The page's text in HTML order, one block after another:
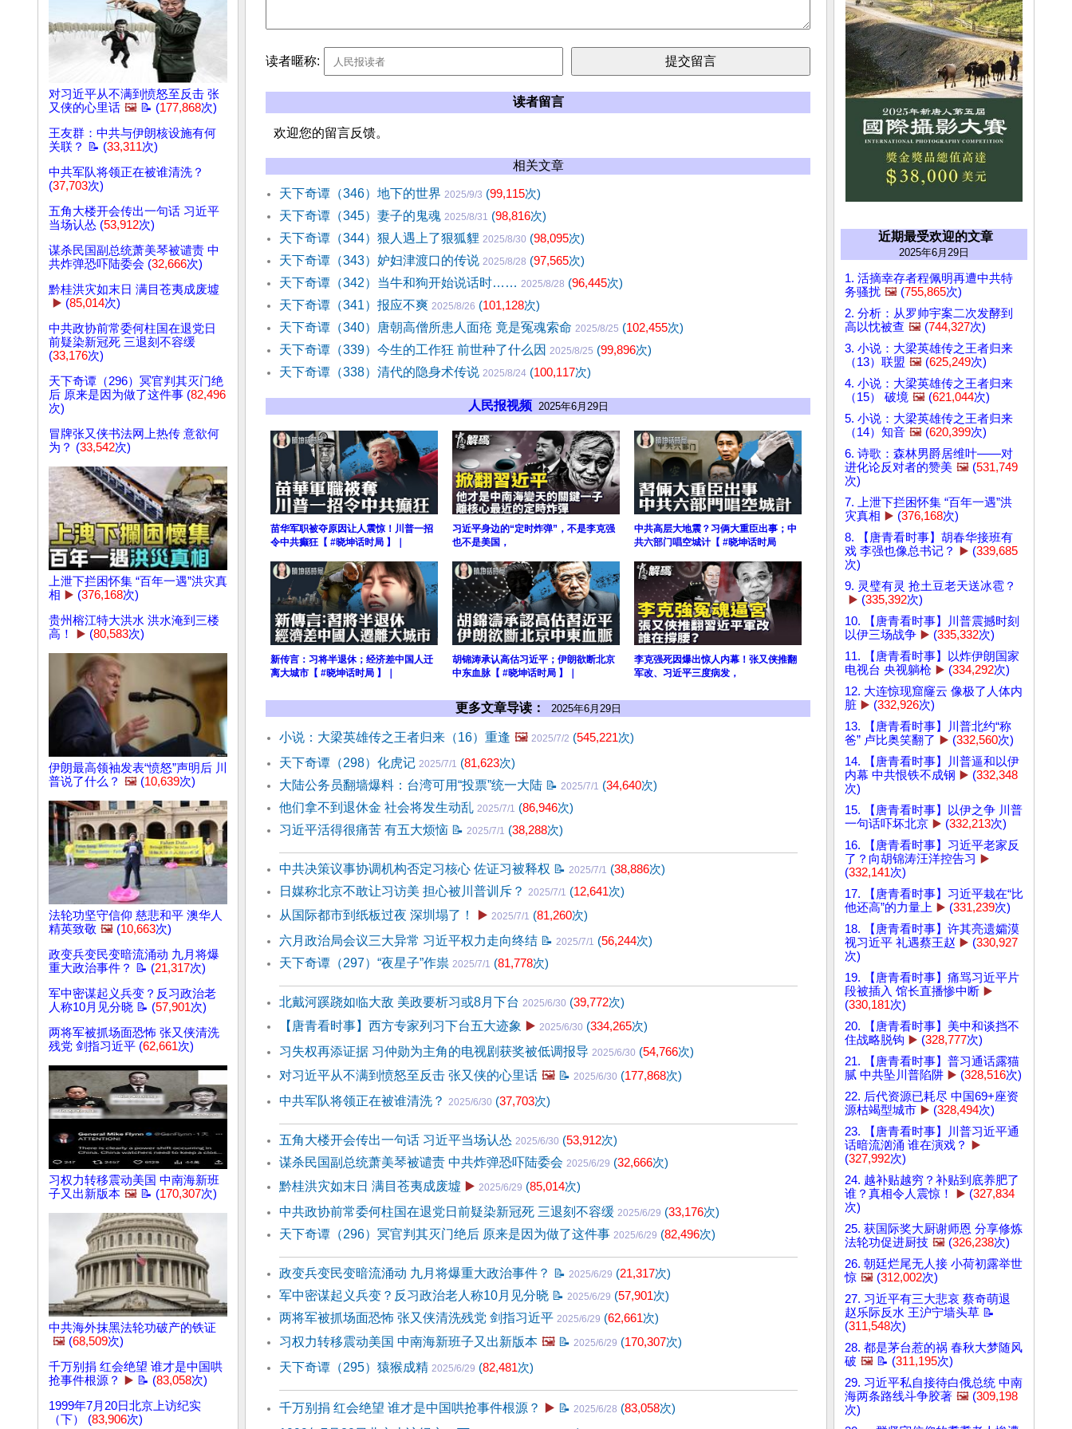
对习近平从不满到愤怒至反击 张
又侠的心里话 🖼️ 📝 (177,868次)
王友群：中共与伊朗核设施有何
关联？ 📝 (33,311次)
中共军队将领正在被谁清洗？
(37,703次)
五角大楼开会传出一句话 习近平
当场认怂 (53,912次)
谋杀民国副总统萧美琴被谴责 中
共炸弹恐吓陆委会 (32,666次)
黔桂洪灾如末日 满目苍夷成废墟
▶️ (85,014次)
中共政协前常委何柱国在退党日
前疑染新冠死 三退刻不容缓
(33,176次)
天下奇谭（296）冥官判其灭门绝
后 原来是因为做了这件事 (82,496
次)
冒牌张又侠书法网上热传 意欲何
为？ (33,542次)
上泄下拦困怀集 “百年一遇”洪灾真
相 ▶️ (376,168次)
贵州榕江特大洪水 洪水淹到三楼
高！
▶️ (80,583次)
伊朗最高领袖发表“愤怒”声明后 川
普说了什么？ 🖼️ (10,639次)
法轮功坚守信仰 慈悲和平 澳华人
精英致敬 🖼️ (10,663次)
政变兵变民变暗流涌动 九月将爆
重大政治事件？ 📝 (21,317次)
军中密谋起义兵变？反习政治老
人称10月见分晓 📝 (57,901次)
两将军被抓场面恐怖 张又侠清洗
残党 剑指习近平 (62,661次)
习权力转移震动美国 中南海新班
子又出新版本 🖼️ 📝 (170,307次)
中共海外抹黑法轮功破产的铁证
🖼️ (68,509次)
千万别捐 红会绝望 谁才是中国哄
抢事件根源？
▶️ 📝 (83,058次)
1999年7月20日北京上访纪实
（下） (83,906次)
读者暱称:
读者留言
欢迎您的留言反馈。
相关文章
天下奇谭（346）地下的世界 2025/9/3 (99,115次)
天下奇谭（345）妻子的鬼魂 2025/8/31 (98,816次)
天下奇谭（344）狠人遇上了狠狐貍 2025/8/30 (98,095次)
天下奇谭（343）妒妇津渡口的传说 2025/8/28 (97,565次)
天下奇谭（342）当牛和狗开始说话时…… 2025/8/28 (96,445次)
天下奇谭（341）报应不爽 2025/8/26 (101,128次)
天下奇谭（340）唐朝高僧所患人面疮 竟是冤魂索命 2025/8/25 (102,455次)
天下奇谭（339）今生的工作狂 前世种了什么因 2025/8/25 (99,896次)
天下奇谭（338）清代的隐身术传说 2025/8/24 (100,117次)
人民报视频 2025年6月29日
苗华军职被夺原因让人震惊！川普一招
令中共癫狂【 #晓坤话时局 】｜
习近平身边的“定时炸弹”，不是李克强
也不是美国，
中共高层大地震？习俩大重臣出事；中
共六部门唱空城计【 #晓坤话时局
新传言：习将半退休；经济差中国人迁
离大城市【 #晓坤话时局 】｜
胡锦涛承认高估习近平；伊朗欲断北京
中东血脉【 #晓坤话时局 】｜
李克强死因爆出惊人内幕！张又侠推翻
军改、习近平三度病发，
更多文章导读： 2025年6月29日
小说：大梁英雄传之王者归来（16）重逢 🖼️ 2025/7/2 (545,221次)
天下奇谭（298）化虎记 2025/7/1 (81,623次)
大陆公务员翻墙爆料：台湾可用“投票”统一大陆 📝 2025/7/1 (34,640次)
他们拿不到退休金 社会将发生动乱 2025/7/1 (86,946次)
习近平活得很痛苦 有五大烦恼 📝 2025/7/1 (38,288次)
中共决策议事协调机构否定习核心 佐证习被释权 📝 2025/7/1 (38,886次)
日媒称北京不敢让习访美 担心被川普训斥？ 2025/7/1 (12,641次)
从国际都市到纸板过夜 深圳塌了！
▶️ 2025/7/1 (81,260次)
六月政治局会议三大异常 习近平权力走向终结 📝 2025/7/1 (56,244次)
天下奇谭（297）“夜星子”作祟 2025/7/1 (81,778次)
北戴河蹊跷如临大敌 美政要析习或8月下台 2025/6/30 (39,772次)
【唐青看时事】西方专家列习下台五大迹象 ▶️ 2025/6/30 (334,265次)
习失权再添证据 习仲勋为主角的电视剧获奖被低调报导 2025/6/30 (54,766次)
对习近平从不满到愤怒至反击 张又侠的心里话 🖼️ 📝 2025/6/30 (177,868次)
中共军队将领正在被谁清洗？ 2025/6/30 (37,703次)
五角大楼开会传出一句话 习近平当场认怂 2025/6/30 (53,912次)
谋杀民国副总统萧美琴被谴责 中共炸弹恐吓陆委会 2025/6/29 (32,666次)
黔桂洪灾如末日 满目苍夷成废墟 ▶️ 2025/6/29 (85,014次)
中共政协前常委何柱国在退党日前疑染新冠死 三退刻不容缓 2025/6/29 (33,176次)
天下奇谭（296）冥官判其灭门绝后 原来是因为做了这件事 2025/6/29 (82,496次)
政变兵变民变暗流涌动 九月将爆重大政治事件？ 📝 2025/6/29 (21,317次)
军中密谋起义兵变？反习政治老人称10月见分晓 📝 2025/6/29 (57,901次)
两将军被抓场面恐怖 张又侠清洗残党 剑指习近平 2025/6/29 (62,661次)
习权力转移震动美国 中南海新班子又出新版本 🖼️ 📝 2025/6/29 (170,307次)
天下奇谭（295）猿猴成精 2025/6/29 (82,481次)
千万别捐 红会绝望 谁才是中国哄抢事件根源？ ▶️ 📝 2025/6/28 (83,058次)
近期最受欢迎的文章
2025年6月29日
1. 活摘幸存者程佩明再遭中共特
务骚扰 🖼️ (755,865次)
2. 分析：从罗帅宇案二次发酵到
高以忱被查 🖼️ (744,327次)
3. 小说：大梁英雄传之王者归来
（13）联盟 🖼️ (625,249次)
4. 小说：大梁英雄传之王者归来
（15） 破境 🖼️ (621,044次)
5. 小说：大梁英雄传之王者归来
（14）知音 🖼️ (620,399次)
6. 诗歌：森林男爵居维叶——对
进化论反对者的赞美 🖼️ (531,749
次)
7. 上泄下拦困怀集 “百年一遇”洪
灾真相 ▶️ (376,168次)
8. 【唐青看时事】胡春华接班有
戏 李强也像总书记？
▶️ (339,685
次)
9. 灵璧有灵 抢土豆老天送冰雹？
▶️ (335,392次)
10. 【唐青看时事】川普震撼时刻
以伊三场战争 ▶️ (335,332次)
11. 【唐青看时事】以炸伊朗国家
电视台 央视躺枪 ▶️ (334,292次)
12. 大连惊现窟窿云 像极了人体内
脏 ▶️ (332,926次)
13. 【唐青看时事】川普北约“称
爸” 卢比奥笑翻了 ▶️ (332,560次)
14. 【唐青看时事】川普逼和以伊
内幕 中共恨铁不成钢 ▶️ (332,348
次)
15. 【唐青看时事】以伊之争 川普
一句话吓坏北京 ▶️ (332,213次)
16. 【唐青看时事】习近平老家反
了？向胡锦涛汪洋控告习 ▶️
(332,141次)
17. 【唐青看时事】习近平栽在“比
他还高”的力量上 ▶️ (331,239次)
18. 【唐青看时事】许其亮遗孀漠
视习近平 礼遇蔡王赵 ▶️ (330,927
次)
19. 【唐青看时事】痛骂习近平片
段被插入 馆长直播惨中断 ▶️
(330,181次)
20. 【唐青看时事】美中和谈挡不
住战略脱钩 ▶️ (328,777次)
21. 【唐青看时事】普习通话露猫
腻 中共坠川普陷阱 ▶️ (328,516次)
22. 后代资源已耗尽 中国69+座资
源枯竭型城市 ▶️ (328,494次)
23. 【唐青看时事】川普习近平通
话暗流汹涌 谁在演戏？
▶️
(327,992次)
24. 越补贴越穷？补贴到底养肥了
谁？真相令人震惊！
▶️ (327,834
次)
25. 获国际奖大厨谢师恩 分享修炼
法轮功促进厨技 🖼️ (326,238次)
26. 朝廷烂尾无人接 小荷初露举世
惊 🖼️ (312,002次)
27. 习近平有三大悲哀 蔡奇萌退
赵乐际反水 王沪宁墙头草 📝
(311,548次)
28. 都是茅台惹的祸 春秋大梦随风
破 🖼️ 📝 (311,195次)
29. 习近平私自接待白俄总统 中南
海两条路线斗争胶著 🖼️ (309,198
次)